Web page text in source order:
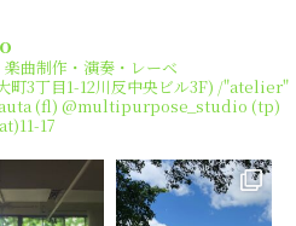
曲制作・演奏・レーベ
町3丁目1-12川反中央ビル3F) /"atelier"
(fl) @multipurpose_studio (tp)
17